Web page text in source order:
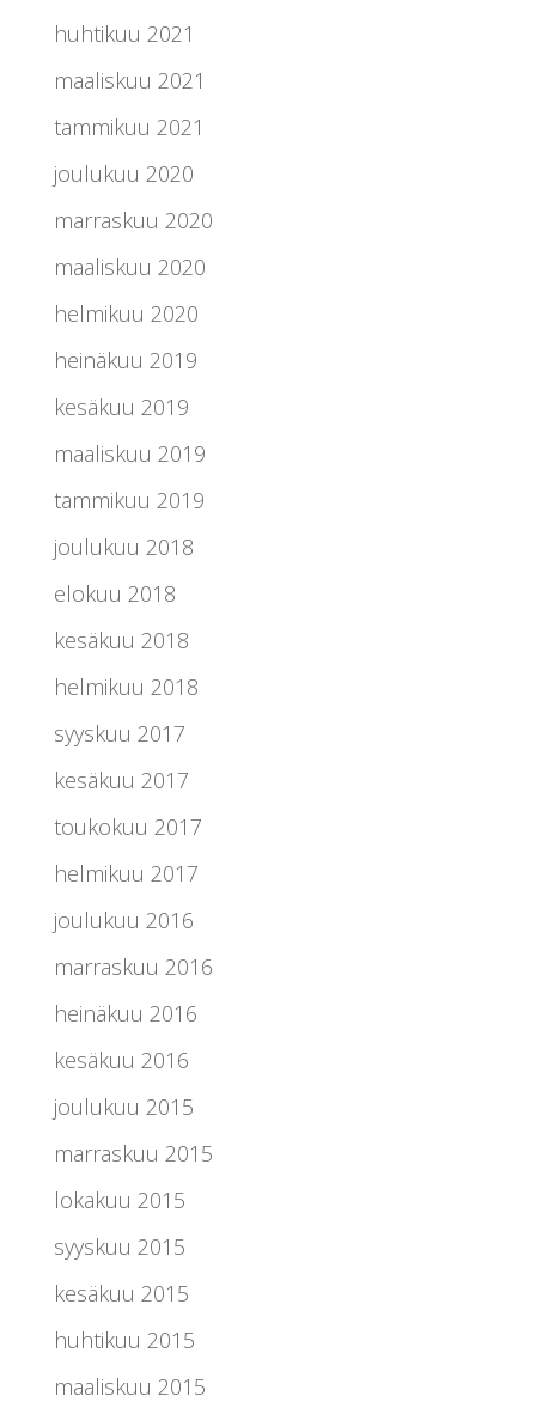
huhtikuu 2021
maaliskuu 2021
tammikuu 2021
joulukuu 2020
marraskuu 2020
maaliskuu 2020
helmikuu 2020
heinäkuu 2019
kesäkuu 2019
maaliskuu 2019
tammikuu 2019
joulukuu 2018
elokuu 2018
kesäkuu 2018
helmikuu 2018
syyskuu 2017
kesäkuu 2017
toukokuu 2017
helmikuu 2017
joulukuu 2016
marraskuu 2016
heinäkuu 2016
kesäkuu 2016
joulukuu 2015
marraskuu 2015
lokakuu 2015
syyskuu 2015
kesäkuu 2015
huhtikuu 2015
maaliskuu 2015